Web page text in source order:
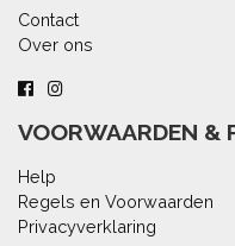
Contact
Over ons
VOORWAARDEN &
Help
Regels en Voorwaarden
Privacyverklaring